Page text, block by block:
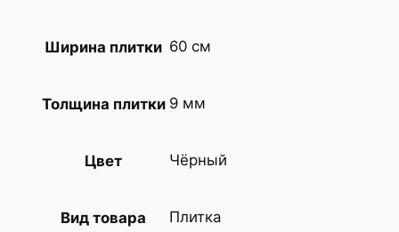
о
р
Ширина плитки 60 см
Толщина плитки 9 мм
Цвет Чёрный
Вид товара Плитка